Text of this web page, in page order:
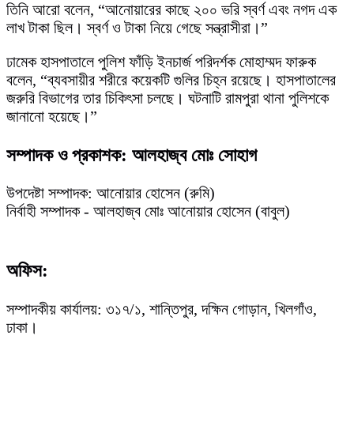
তিনি আরো বলেন, “আনোয়ারের কাছে ২০০ ভরি স্বর্ণ এবং নগদ এক
লাখ টাকা ছিল। স্বর্ণ ও টাকা নিয়ে গেছে সন্ত্রাসীরা।”
ঢামেক হাসপাতালে পুলিশ ফাঁড়ি ইনচার্জ পরিদর্শক মোহাম্মদ ফারুক
বলেন, “ব্যবসায়ীর শরীরে কয়েকটি গুলির চিহ্ন রয়েছে। হাসপাতালের
জরুরি বিভাগের তার চিকিৎসা চলছে। ঘটনাটি রামপুরা থানা পুলিশকে
জানানো হয়েছে।”
সম্পাদক ও প্রকাশক: আলহাজ্ব মোঃ সোহাগ
উপদেষ্টা সম্পাদক: আনোয়ার হোসেন (রুমি)
নির্বাহী সম্পাদক - আলহাজ্ব মোঃ আনোয়ার হোসেন (বাবুল)
অফিস:
সম্পাদকীয় কার্যালয়: ৩১৭/১, শান্তিপুর, দক্ষিন গোড়ান, খিলগাঁও,
ঢাকা।